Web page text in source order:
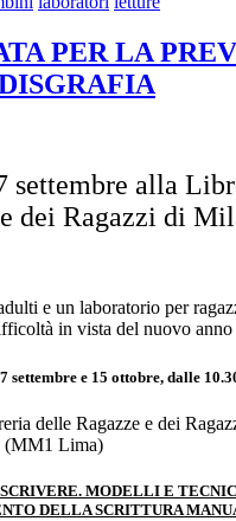
PER LA
settembre alla
dei Ragazzi di
e un laboratorio per
in vista del nuovo anno
settembre e 15 ottobre, dalle
delle Ragazze e dei
(MM1 Lima)
MODELLI E
DELLA SCRITTURA